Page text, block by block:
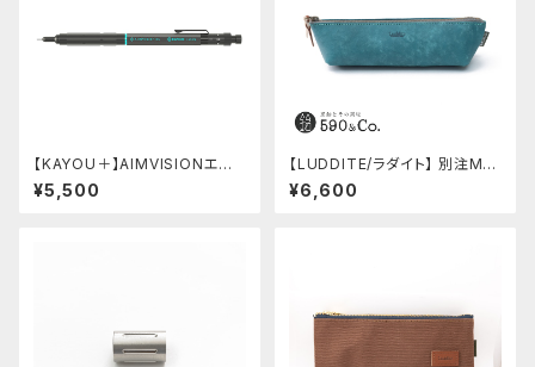
【KAYOU＋】AIMVISIONエイ
ムビジョン (ストーンブラック)
¥5,500
【LUDDITE/ラダイト】 別注MAY
Aレザーボートペンケース (ター
キーブルー)
¥6,600